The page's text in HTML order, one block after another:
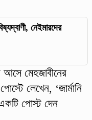
নেইমারদের
আসে মেহজাবীনের
লেখেন, ‘জার্মানি
পোস্ট দেন